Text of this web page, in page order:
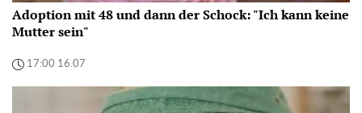
Adoption mit 48 und dann der Schock: "Ich kann keine
Mutter sein"
17:00 16.07